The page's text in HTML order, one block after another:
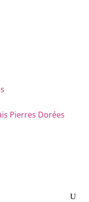
Pierres Dorées